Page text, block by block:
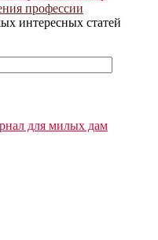
профессии
интересных статей